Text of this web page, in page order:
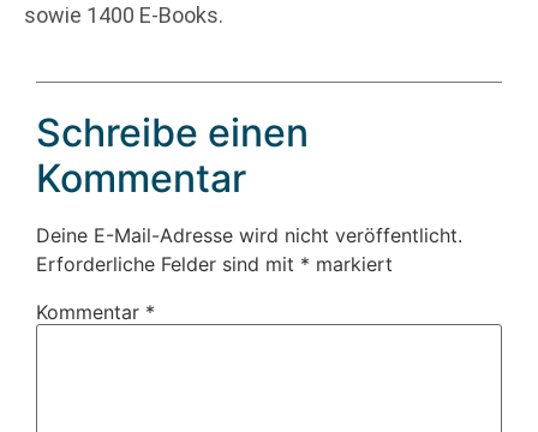
sowie 1400 E-Books.
Schreibe einen
Kommentar
Deine E-Mail-Adresse wird nicht veröffentlicht.
Erforderliche Felder sind mit * markiert
Kommentar *